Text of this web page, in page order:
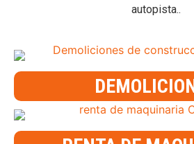
autopista..